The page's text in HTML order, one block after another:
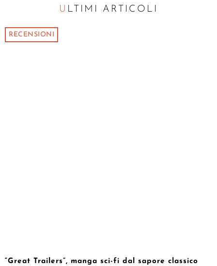
ULTIMI ARTICOLI
RECENSIONI
“Great Trailers”, manga sci-fi dal sapore classico